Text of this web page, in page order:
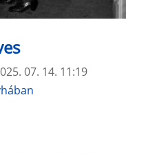
07. 14. 11:19